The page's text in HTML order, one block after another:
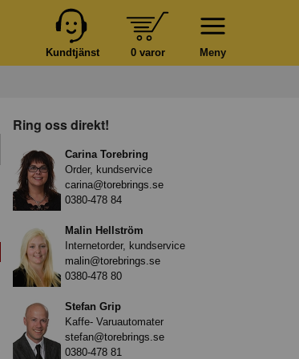
Meny
0 varor
Kundtjänst
Ring oss direkt!
Carina Torebring
Order, kundservice
carina@torebrings.se
0380-478 84
Malin Hellström
Internetorder, kundservice
malin@torebrings.se
0380-478 80
Stefan Grip
Kaffe- Varuautomater
stefan@torebrings.se
0380-478 81